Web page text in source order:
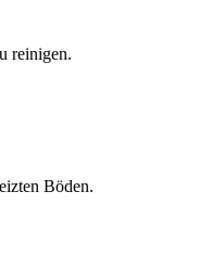
reinigen.
Böden.